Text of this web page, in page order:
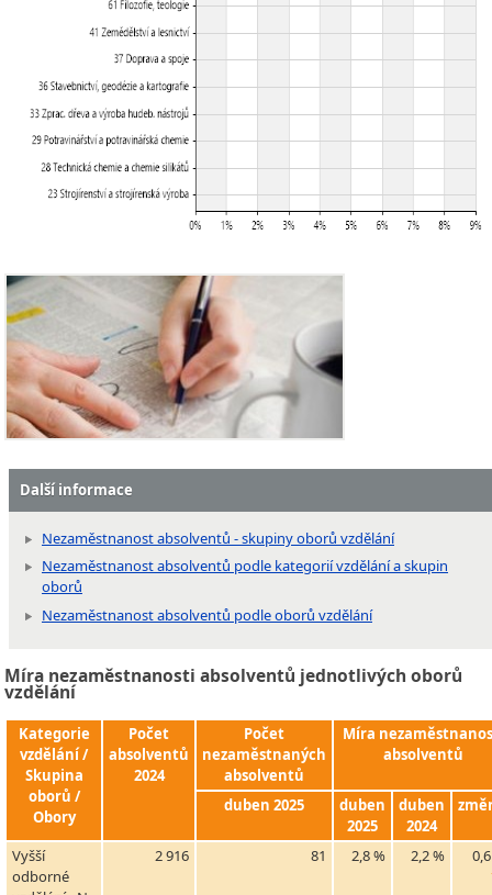
Další informace
Nezaměstnanost absolventů - skupiny oborů vzdělání
Nezaměstnanost absolventů podle kategorií vzdělání a skupin
oborů
Nezaměstnanost absolventů podle oborů vzdělání
Míra nezaměstnanosti absolventů jednotlivých oborů
vzdělání
Kategorie
vzdělání /
Skupina
oborů /
Obory
Počet
absolventů
2024
Počet
nezaměstnaných
absolventů
Míra
absolventů
duben 2025
duben
2025
duben
2024
Vyšší
odborné
2 916 81 2,8 % 2,2 %